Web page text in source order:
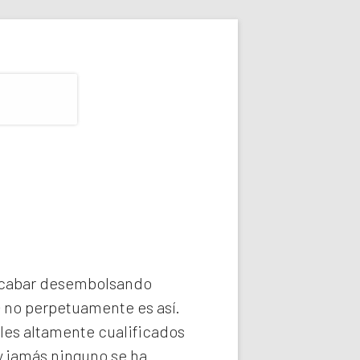
desembolsando
perpetuamente es así.
altamente cualificados
ninguno se ha